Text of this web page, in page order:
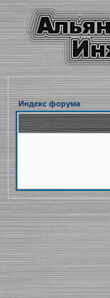
Индекс форума